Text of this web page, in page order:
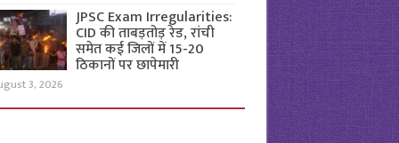
JPSC Exam Irregularities:
CID की ताबड़तोड़ रेड, रांची
समेत कई जिलों में 15-20
ठिकानों पर छापेमारी
3, 2026